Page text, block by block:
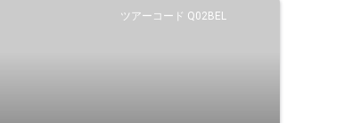
ツアーコード Q02BEL